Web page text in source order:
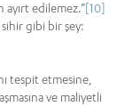
edilemez.”[10]
gibi bir şey:
tespit etmesine,
ve maliyetli